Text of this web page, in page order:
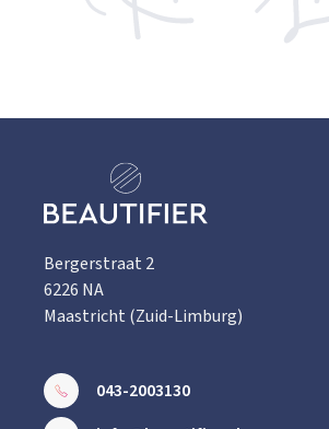
Bergerstraat 2
6226 NA
Maastricht (Zuid-Limburg)
043-2003130